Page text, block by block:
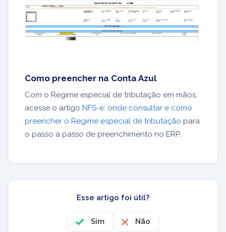
Como preencher na Conta Azul
Com o Regime especial de tributação em mãos,
acesse o artigo NFS-e: onde consultar e como
preencher o Regime especial de tributação para
o passo a passo de preenchimento no ERP.
Esse artigo foi útil?
Sim Não